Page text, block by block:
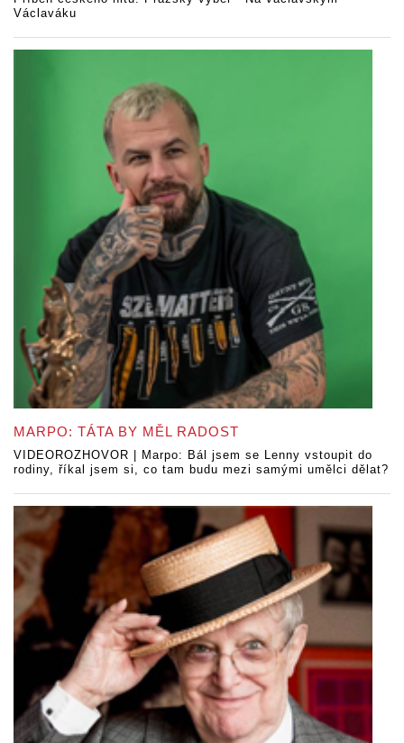
Václaváku
MARPO: TÁTA BY MĚL RADOST
VIDEOROZHOVOR | Marpo: Bál jsem se Lenny vstoupit do
rodiny, říkal jsem si, co tam budu mezi samými umělci dělat?